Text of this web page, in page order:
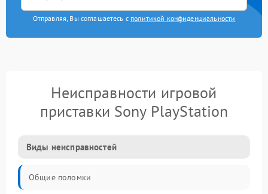
Отправляя, Вы соглашаетесь с политикой конфиденциальности
Неисправности игровой
приставки Sony PlayStation
Виды неисправностей
Общие поломки